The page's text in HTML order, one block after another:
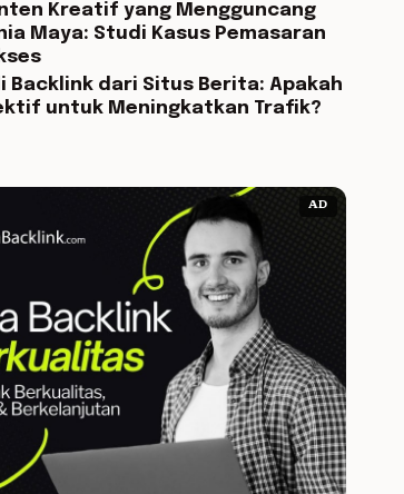
Kreatif yang Mengguncang
Maya: Studi Kasus Pemasaran
Backlink dari Situs Berita: Apakah
untuk Meningkatkan Trafik?
AD